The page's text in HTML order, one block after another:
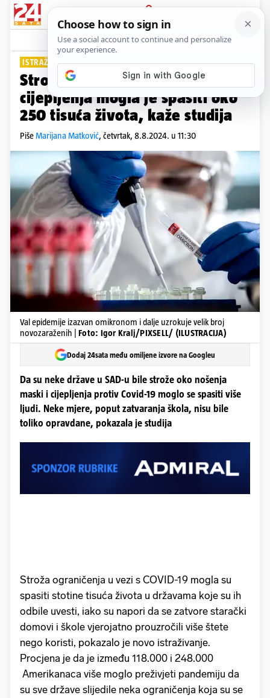
PRIJAVA
Lifestyle Komentari
ISTRAŽIVANJE O POSLJEDICAMA COVID-A
Stroža obaveza nošenja maski i
cijepljenja mogla je spasiti oko
250 tisuća života, kaže studija
PišeMarijana Matković, četvrtak, 8.8.2024. u 11:30
Val epidemije izazvan omikronom i dalje uzrokuje velik broj
novozaraženih | Foto: Igor Kralj/PIXSELL/ (ILUSTRACIJA)
Dodaj 24sata među omiljene izvore na Googleu
Da su neke države u SAD-u bile strože oko nošenja
maski i cijepljenja protiv Covid-19 moglo se spasiti više
ljudi. Neke mjere, poput zatvaranja škola, nisu bile
toliko opravdane, pokazala je studija
Stroža ograničenja u vezi s COVID-19 mogla su
spasiti stotine tisuća života u državama koje su ih
odbile uvesti, iako su napori da se zatvore starački
domovi i škole vjerojatno prouzročili više štete
nego koristi, pokazalo je novo istraživanje.
Procjena je da je između 118.000 i 248.000
Amerikanaca više moglo preživjeti pandemiju da
su sve države slijedile neka ograničenja koja su se